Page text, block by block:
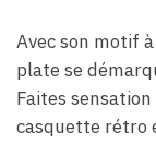
Avec son motif
plate se
Faites
casquette rétro